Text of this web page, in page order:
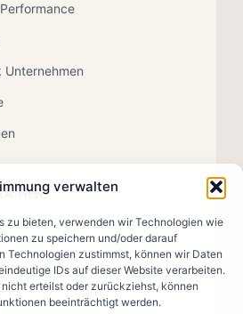
verwalten
zu bieten, verwenden wir Technologien wie
zu speichern und/oder darauf
Technologien zustimmst, können wir Daten
IDs auf dieser Website verarbeiten.
erteilst oder zurückziehst, können
beeinträchtigt werden.
Unternehmen